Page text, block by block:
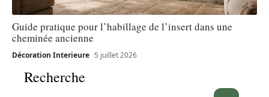
Guide pratique pour l’habillage de l’insert dans une
cheminée ancienne
Décoration Interieure 5 juillet 2026
Recherche